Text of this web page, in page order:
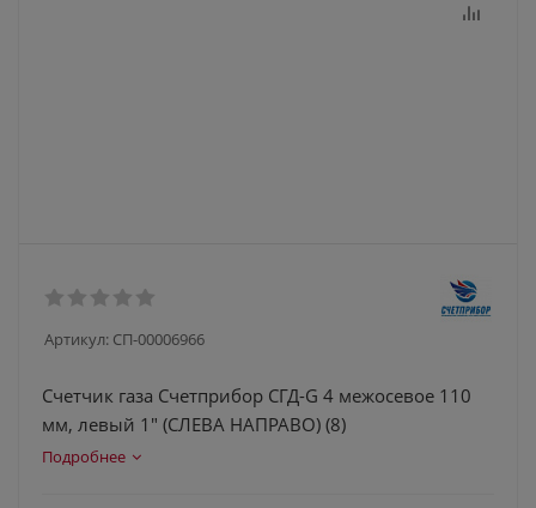
Артикул: СП-00006966
Счетчик газа Счетприбор СГД-G 4 межосевое 110
мм, левый 1" (СЛЕВА НАПРАВО) (8)
Подробнее